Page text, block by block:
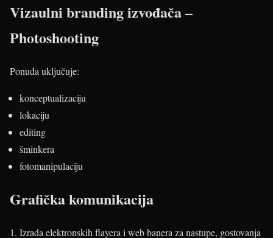
Vizaulni branding izvođača –
Photoshooting
Ponuda uključuje:
konceptualizaciju
lokaciju
editing
šminkera
fotomanipulaciju
Grafička komunikacija
Izrada elektronskih flayera i web banera za nastupe, gostovanja